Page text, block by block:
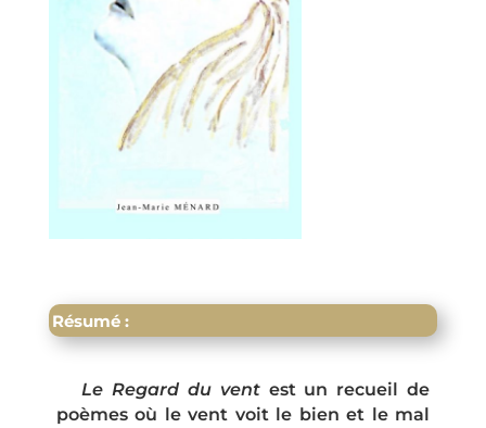
Résumé :
Le Regard du ventest un recueil de
poèmes où le vent voit le bien et le mal